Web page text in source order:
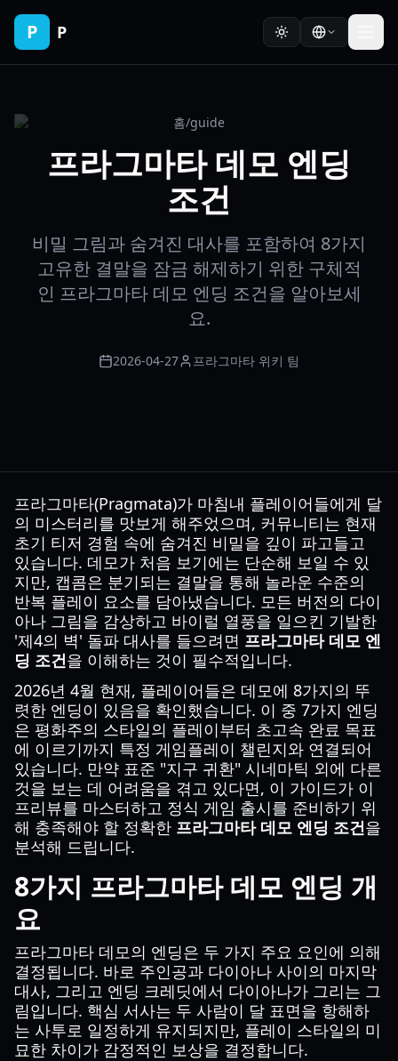
P P
홈/guide
프라그마타 데모 엔딩
조건
비밀 그림과 숨겨진 대사를 포함하여 8가지
고유한 결말을 잠금 해제하기 위한 구체적
인 프라그마타 데모 엔딩 조건을 알아보세
요.
2026-04-27 프라그마타 위키 팀
프라그마타(Pragmata)가 마침내 플레이어들에게 달
의 미스터리를 맛보게 해주었으며, 커뮤니티는 현재
초기 티저 경험 속에 숨겨진 비밀을 깊이 파고들고
있습니다. 데모가 처음 보기에는 단순해 보일 수 있
지만, 캡콤은 분기되는 결말을 통해 놀라운 수준의
반복 플레이 요소를 담아냈습니다. 모든 버전의 다이
아나 그림을 감상하고 바이럴 열풍을 일으킨 기발한
'제4의 벽' 돌파 대사를 들으려면 프라그마타 데모 엔
딩 조건을 이해하는 것이 필수적입니다.
2026년 4월 현재, 플레이어들은 데모에 8가지의 뚜
렷한 엔딩이 있음을 확인했습니다. 이 중 7가지 엔딩
은 평화주의 스타일의 플레이부터 초고속 완료 목표
에 이르기까지 특정 게임플레이 챌린지와 연결되어
있습니다. 만약 표준 "지구 귀환" 시네마틱 외에 다른
것을 보는 데 어려움을 겪고 있다면, 이 가이드가 이
프리뷰를 마스터하고 정식 게임 출시를 준비하기 위
해 충족해야 할 정확한 프라그마타 데모 엔딩 조건을
분석해 드립니다.
8가지 프라그마타 데모 엔딩 개
요
프라그마타 데모의 엔딩은 두 가지 주요 요인에 의해
결정됩니다. 바로 주인공과 다이아나 사이의 마지막
대사, 그리고 엔딩 크레딧에서 다이아나가 그리는 그
림입니다. 핵심 서사는 두 사람이 달 표면을 항해하
는 사투로 일정하게 유지되지만, 플레이 스타일의 미
묘한 차이가 감정적인 보상을 결정합니다.